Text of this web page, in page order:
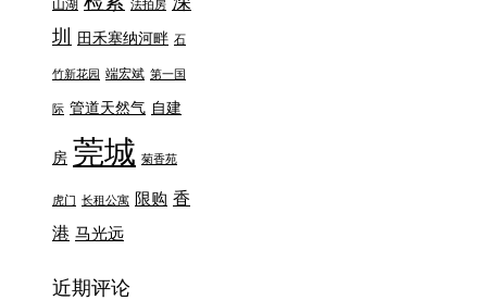
山湖 法拍房
圳
田禾塞纳河畔 石
竹新花园 端宏斌 第一国
际 管道天然气 自建
房 莞城 菊香苑
虎门 长租公寓 限购 香
港 马光远
近期评论